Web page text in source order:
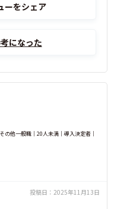
ーをシェア
になった
の他一般職｜20人未満｜導入決定者｜
投稿日： 2025年11月13日